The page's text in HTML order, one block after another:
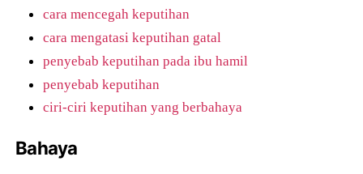
cara mencegah keputihan
cara mengatasi keputihan gatal
penyebab keputihan pada ibu hamil
penyebab keputihan
ciri-ciri keputihan yang berbahaya
Bahaya